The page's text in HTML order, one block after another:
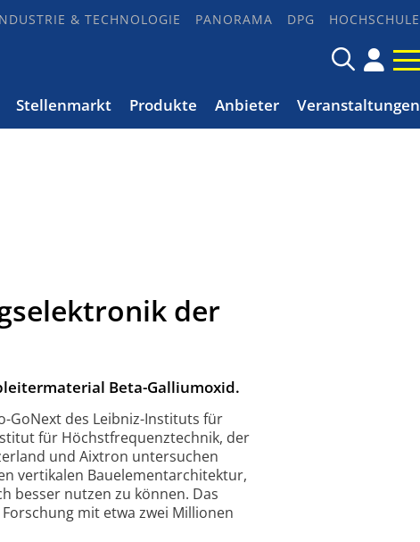
& TECHNOLOGIE PANORAMA DPG HOCHSCHULE
Stellenmarkt Produkte Anbieter Veranstaltungen
der
Beta-Galliumoxid.
GoNext des Leibniz-Instituts für
für Höchst­frequenz­technik, der
und Aixtron unter­suchen
vertikalen Bauelement­architektur,
besser nutzen zu können. Das
mit etwa zwei Millionen